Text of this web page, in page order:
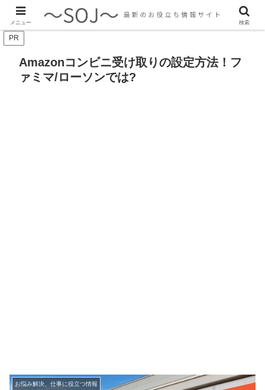
最新のトレンド情報、生活に役立つ情報をご紹介します
PR
Amazonコンビニ受け取りの設定方法！フ
ァミマ/ローソンでは?
お悩み解決、仕事に役立つ情報
メニュー 検索